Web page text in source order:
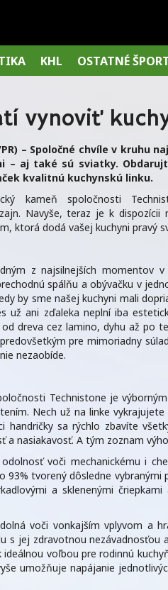
KHL OSTATNÉ
vynoviť
PR) – Spoločné chvíle v kruhu
– aj také sú sviatky.
kvalitnú kuchynskú linku.
kameň spoločnosti
Navyše, teraz je k dispozícii
ktorá dodá vašej kuchyni pravý
z najsilnejších momentov
spálňu a obývačku v
by sme našej kuchyni mali
už ani zďaleka neplní iba
dreva cez lamino, dyhu až po
pre mimoriadny
nezaobíde.
Technistone je
Nech už na linke vykrajujete
sa rýchlo zbavíte
nasiakavosť. A tým zoznam
voči mechanickému i
93% tvorený dôsledne vybranými
a sklenenými
voči vonkajším vplyvom a
s jej zdravotnou nezávadnosťou
voľbou pre rodinnú
umožňuje napájanie